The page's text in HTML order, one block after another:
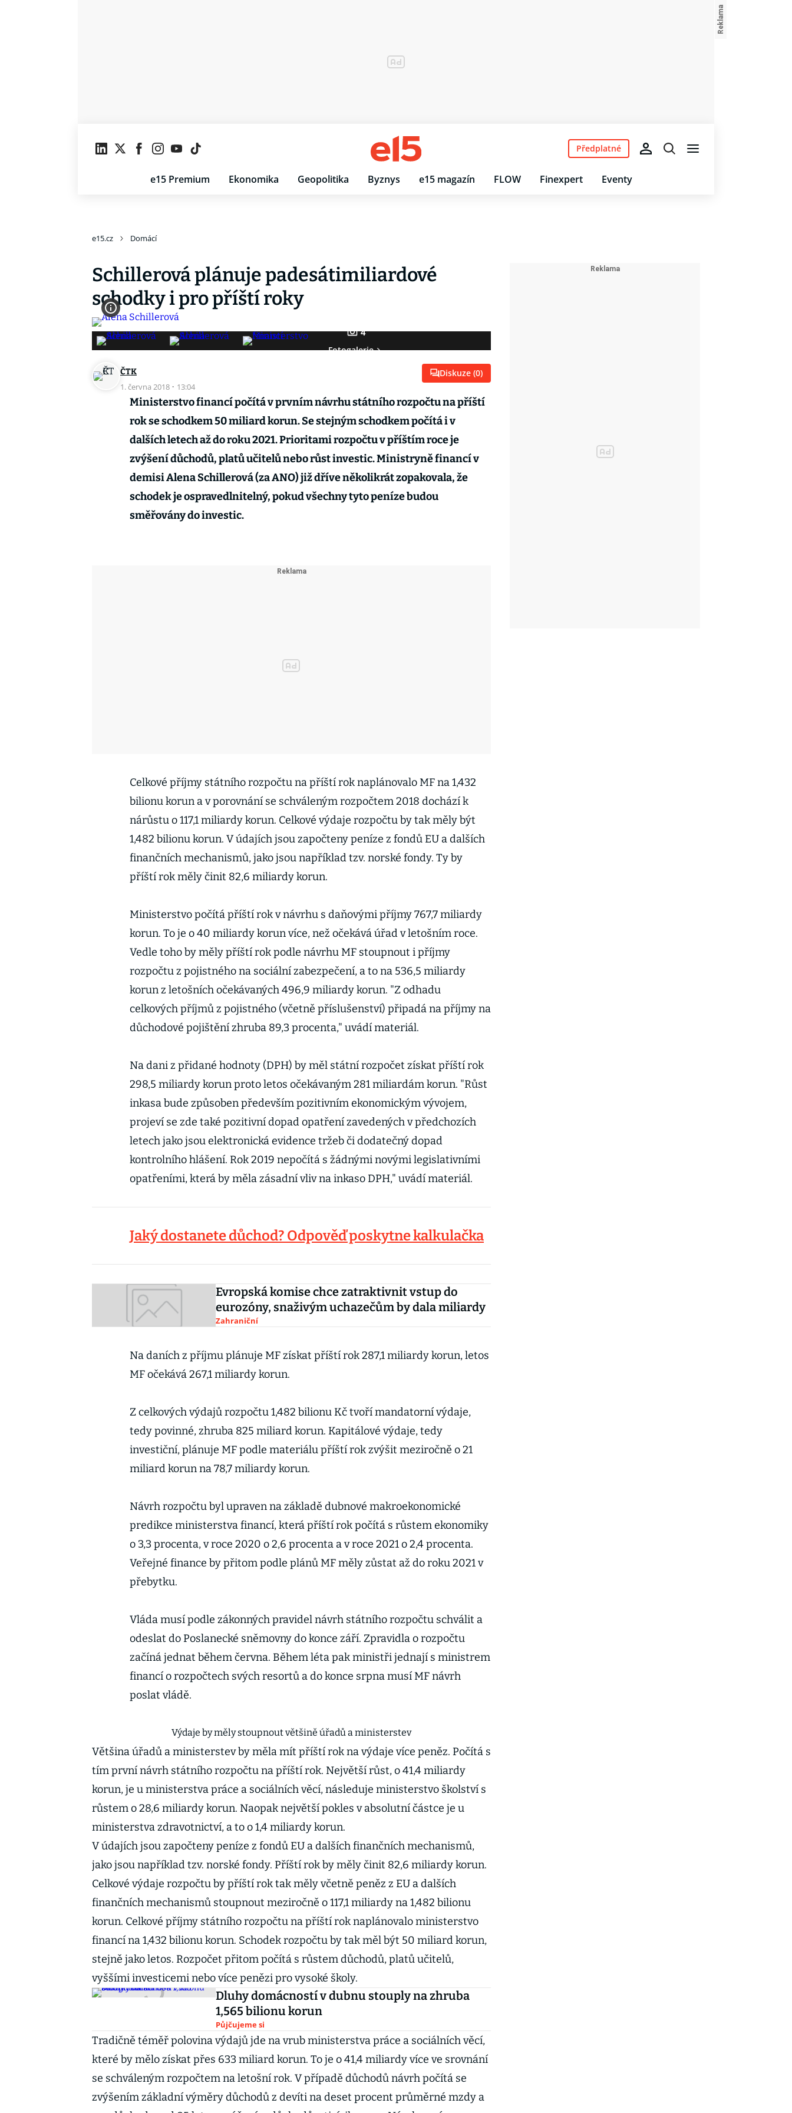
e15 Premium Ekonomika Geopolitika Byznys e15 magazín FLOW Finexpert Eventy
Předplatné
e15.cz Domácí
Schillerová plánuje padesátimiliardové
schodky i pro příští roky
4
Fotogalerie
ČTK
1. června 2018 · 13:04
Diskuze (0)
Ministerstvo financí počítá v prvním návrhu státního rozpočtu na příští
rok se schodkem 50 miliard korun. Se stejným schodkem počítá i v
dalších letech až do roku 2021. Prioritami rozpočtu v příštím roce je
zvýšení důchodů, platů učitelů nebo růst investic. Ministryně financí v
demisi Alena Schillerová (za ANO) již dříve několikrát zopakovala, že
schodek je ospravedlnitelný, pokud všechny tyto peníze budou
směřovány do investic.
Celkové příjmy státního rozpočtu na příští rok naplánovalo MF na 1,432
bilionu korun a v porovnání se schváleným rozpočtem 2018 dochází k
nárůstu o 117,1 miliardy korun. Celkové výdaje rozpočtu by tak měly být
1,482 bilionu korun. V údajích jsou započteny peníze z fondů EU a dalších
finančních mechanismů, jako jsou například tzv. norské fondy. Ty by
příští rok měly činit 82,6 miliardy korun.
Ministerstvo počítá příští rok v návrhu s daňovými příjmy 767,7 miliardy
korun. To je o 40 miliardy korun více, než očekává úřad v letošním roce.
Vedle toho by měly příští rok podle návrhu MF stoupnout i příjmy
rozpočtu z pojistného na sociální zabezpečení, a to na 536,5 miliardy
korun z letošních očekávaných 496,9 miliardy korun. "Z odhadu
celkových příjmů z pojistného (včetně příslušenství) připadá na příjmy na
důchodové pojištění zhruba 89,3 procenta," uvádí materiál.
Na dani z přidané hodnoty (DPH) by měl státní rozpočet získat příští rok
298,5 miliardy korun proto letos očekávaným 281 miliardám korun. "Růst
inkasa bude způsoben především pozitivním ekonomickým vývojem,
projeví se zde také pozitivní dopad opatření zavedených v předchozích
letech jako jsou elektronická evidence tržeb či dodatečný dopad
kontrolního hlášení. Rok 2019 nepočítá s žádnými novými legislativními
opatřeními, která by měla zásadní vliv na inkaso DPH," uvádí materiál.
Jaký dostanete důchod? Odpověď poskytne kalkulačka
Evropská komise chce zatraktivnit vstup do
eurozóny, snaživým uchazečům by dala miliardy
Zahraniční
Na daních z příjmu plánuje MF získat příští rok 287,1 miliardy korun, letos
MF očekává 267,1 miliardy korun.
Z celkových výdajů rozpočtu 1,482 bilionu Kč tvoří mandatorní výdaje,
tedy povinné, zhruba 825 miliard korun. Kapitálové výdaje, tedy
investiční, plánuje MF podle materiálu příští rok zvýšit meziročně o 21
miliard korun na 78,7 miliardy korun.
Návrh rozpočtu byl upraven na základě dubnové makroekonomické
predikce ministerstva financí, která příští rok počítá s růstem ekonomiky
o 3,3 procenta, v roce 2020 o 2,6 procenta a v roce 2021 o 2,4 procenta.
Veřejné finance by přitom podle plánů MF měly zůstat až do roku 2021 v
přebytku.
Vláda musí podle zákonných pravidel návrh státního rozpočtu schválit a
odeslat do Poslanecké sněmovny do konce září. Zpravidla o rozpočtu
začíná jednat během června. Během léta pak ministři jednají s ministrem
financí o rozpočtech svých resortů a do konce srpna musí MF návrh
poslat vládě.
Výdaje by měly stoupnout většině úřadů a ministerstev
Většina úřadů a ministerstev by měla mít příští rok na výdaje více peněz. Počítá s
tím první návrh státního rozpočtu na příští rok. Největší růst, o 41,4 miliardy
korun, je u ministerstva práce a sociálních věcí, následuje ministerstvo školství s
růstem o 28,6 miliardy korun. Naopak největší pokles v absolutní částce je u
ministerstva zdravotnictví, a to o 1,4 miliardy korun.
V údajích jsou započteny peníze z fondů EU a dalších finančních mechanismů,
jako jsou například tzv. norské fondy. Příští rok by měly činit 82,6 miliardy korun.
Celkové výdaje rozpočtu by příští rok tak měly včetně peněz z EU a dalších
finančních mechanismů stoupnout meziročně o 117,1 miliardy na 1,482 bilionu
korun. Celkové příjmy státního rozpočtu na příští rok naplánovalo ministerstvo
financí na 1,432 bilionu korun. Schodek rozpočtu by tak měl být 50 miliard korun,
stejně jako letos. Rozpočet přitom počítá s růstem důchodů, platů učitelů,
vyššími investicemi nebo více penězi pro vysoké školy.
Dluhy domácností v dubnu stouply na zhruba
1,565 bilionu korun
Půjčujeme si
Tradičně téměř polovina výdajů jde na vrub ministerstva práce a sociálních věcí,
které by mělo získat přes 633 miliard korun. To je o 41,4 miliardy více ve srovnání
se schváleným rozpočtem na letošní rok. V případě důchodů návrh počítá se
zvýšením základní výměry důchodů z devíti na deset procent průměrné mzdy a